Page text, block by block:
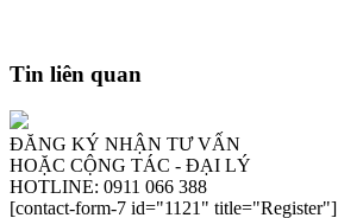
Tin liên quan
ĐĂNG KÝ NHẬN TƯ VẤN
HOẶC CỘNG TÁC - ĐẠI LÝ
HOTLINE: 0911 066 388
[contact-form-7 id="1121" title="Register"]